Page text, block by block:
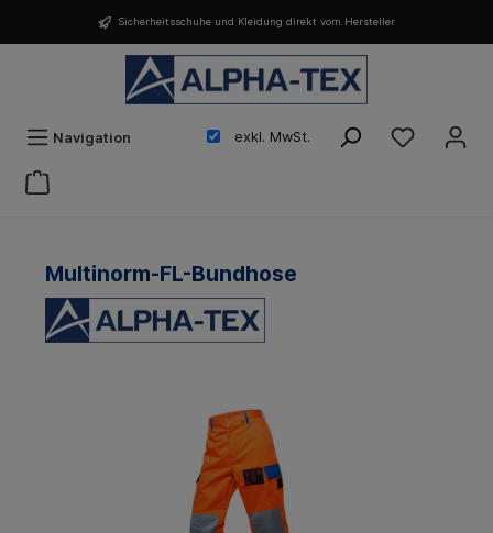
Sicherheitsschuhe und Kleidung direkt vom Hersteller
Navigation exkl. MwSt.
Multinorm-FL-Bundhose